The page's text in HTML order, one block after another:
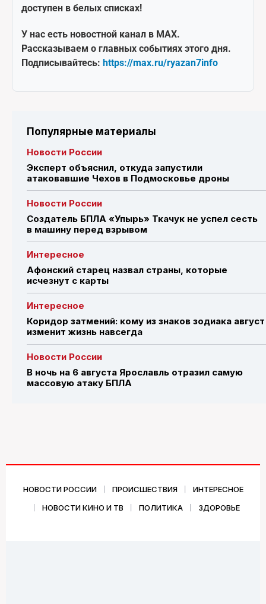
доступен в белых списках!
У нас есть новостной канал в MAX.
Рассказываем о главных событиях этого дня.
Подписывайтесь: https://max.ru/ryazan7info
Популярные материалы
Новости России
Эксперт объяснил, откуда запустили
атаковавшие Чехов в Подмосковье дроны
Новости России
Создатель БПЛА «Упырь» Ткачук не успел сесть
в машину перед взрывом
Интересное
Афонский старец назвал страны, которые
исчезнут с карты
Интересное
Коридор затмений: кому из знаков зодиака август
изменит жизнь навсегда
Новости России
В ночь на 6 августа Ярославль отразил самую
массовую атаку БПЛА
НОВОСТИ РОССИИ ПРОИСШЕСТВИЯ
ИНТЕРЕСНОЕ
НОВОСТИ КИНО И ТВ
ПОЛИТИКА ЗДОРОВЬЕ